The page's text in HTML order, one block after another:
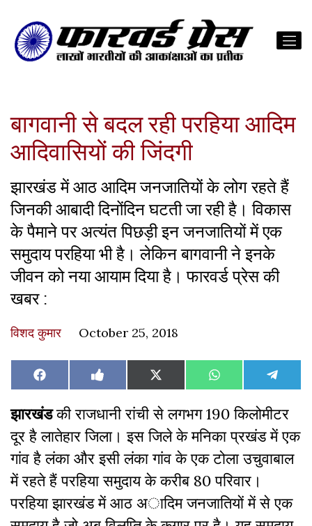
बागवानी से बदल रही परहिया आदिम
आदिवासियों की जिंदगी
झारखंड में आठ आदिम जनजातियों के लोग रहते हैं
जिनकी आबादी दिनोंदिन घटती जा रही है। विकास
के पैमाने पर अत्यंत पिछड़ी इन जनजातियों में एक
समुदाय परहिया भी है। लेकिन बागवानी ने इनके
जीवन को नया आयाम दिया है। फारवर्ड प्रेस की
खबर :
विशद कुमार October 25, 2018
Share
on
Facebook Share
on
Like
on
Share
on
X
(Twitter)
Share
on
WhatsAppShare
on
झारखंडकी राजधानी रांची से लगभग 190 किलोमीटर
दूर है लातेहार जिला। इस जिले के मनिका प्रखंड में एक
गांव है लंका और इसी लंका गांव के एक टोला उचुवाबाल
में रहते हैं परहिया समुदाय के करीब 80 परिवार।
परहिया झारखंड में आठ अादिम जनजातियों में से एक